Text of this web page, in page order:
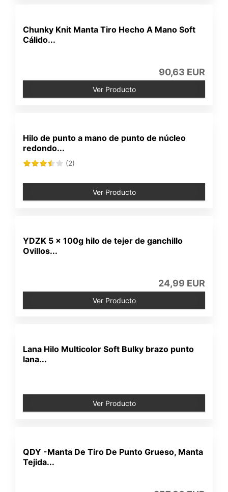
Chunky Knit Manta Tiro Hecho A Mano Soft
Cálido...
90,63 EUR
Ver Producto
Hilo de punto a mano de punto de núcleo
redondo...
(2)
Ver Producto
YDZK 5 × 100g hilo de tejer de ganchillo
Ovillos...
24,99 EUR
Ver Producto
Lana Hilo Multicolor Soft Bulky brazo punto
lana...
Ver Producto
QDY -Manta De Tiro De Punto Grueso, Manta
Tejida...